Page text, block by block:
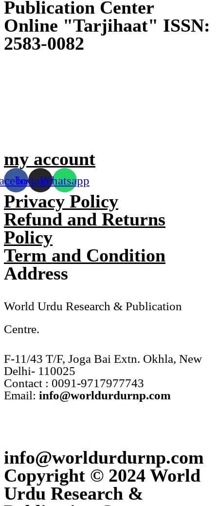
Publication Center
Online "Tarjihaat" ISSN:
2583-0082
my account
InstagramWhatsapp
Privacy Policy
Refund and Returns
Policy
Term and Condition
Address
World Urdu Research & Publication
Centre.
F-11/43 T/F, Joga Bai Extn. Okhla, New
Delhi- 110025
Contact : 0091-9717977743
Email: info@worldurdurnp.com
info@worldurdurnp.com
Copyright © 2024 World
Urdu Research &